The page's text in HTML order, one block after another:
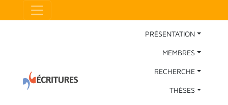
Aller au contenu principal
Main Navigation
PRÉSENTATION
MEMBRES
RECHERCHE
THÈSES
Panneau de gestion des cookies